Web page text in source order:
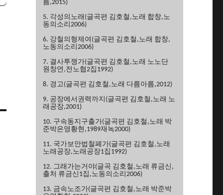
름,2015)
5. 각성의노래(글곡편 김호철,노래 합창,노
동의소리2006)
6. 강철의형제여(글곡편 김호철,노래 합창,
노동의소리2006)
7. 결사투쟁가(글곡편 김호철,노래 노노단
원창연,전노협2집1992)
8. 경고(글곡편 김호철,노래 다름아름,2012)
9. 공장에서권력까지(글곡편 김호철,노래 노
래공장,2001)
10. 구속동지구출가(글곡편 김호철,노래 박
준박은영황현,1989재녹2000)
11. 국가보안법철폐가(글곡편 김호철,노래
노래공장,노래공장1집1992)
12. 그래가는거야(글곡 김호철,노래 류금신,
출처 류금신1집,노동의소리2006)
13. 금속노조가(글곡편 김호철,노래 박준박